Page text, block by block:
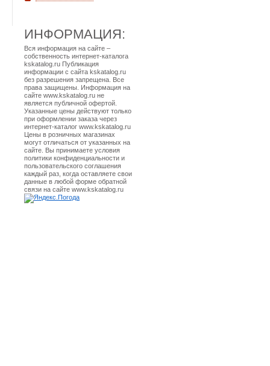
ИНФОРМАЦИЯ:
Вся информация на сайте –
собственность интернет-каталога
kskatalog.ru Публикация
информации с сайта kskatalog.ru
без разрешения запрещена. Все
права защищены. Информация на
сайте www.kskatalog.ru не
является публичной офертой.
Указанные цены действуют только
при оформлении заказа через
интернет-каталог www.kskatalog.ru
Цены в розничных магазинах
могут отличаться от указанных на
сайте. Вы принимаете условия
политики конфиденциальности и
пользовательского соглашения
каждый раз, когда оставляете свои
данные в любой форме обратной
связи на сайте www.kskatalog.ru